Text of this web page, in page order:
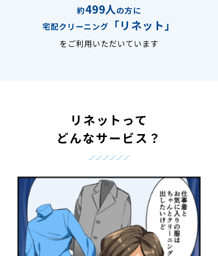
約499人の方に
宅配クリーニング
「リネット」
をご利用いただいています
リネットって
どんなサービス？